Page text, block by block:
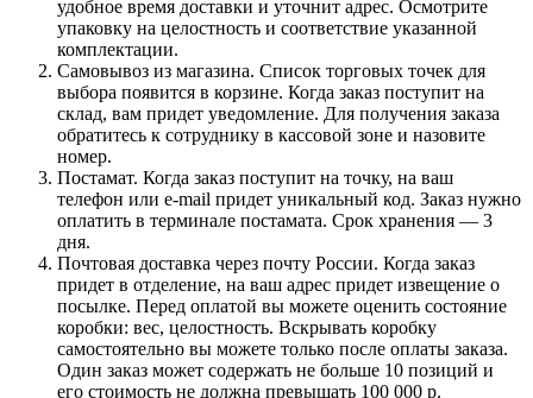
удобное время доставки и уточнит адрес. Осмотрите
упаковку на целостность и соответствие указанной
комплектации.
Самовывоз из магазина. Список торговых точек для
выбора появится в корзине. Когда заказ поступит на
склад, вам придет уведомление. Для получения заказа
обратитесь к сотруднику в кассовой зоне и назовите
номер.
Постамат. Когда заказ поступит на точку, на ваш
телефон или e-mail придет уникальный код. Заказ нужно
оплатить в терминале постамата. Срок хранения — 3
дня.
Почтовая доставка через почту России. Когда заказ
придет в отделение, на ваш адрес придет извещение о
посылке. Перед оплатой вы можете оценить состояние
коробки: вес, целостность. Вскрывать коробку
самостоятельно вы можете только после оплаты заказа.
Один заказ может содержать не больше 10 позиций и
его стоимость не должна превышать 100 000 р.